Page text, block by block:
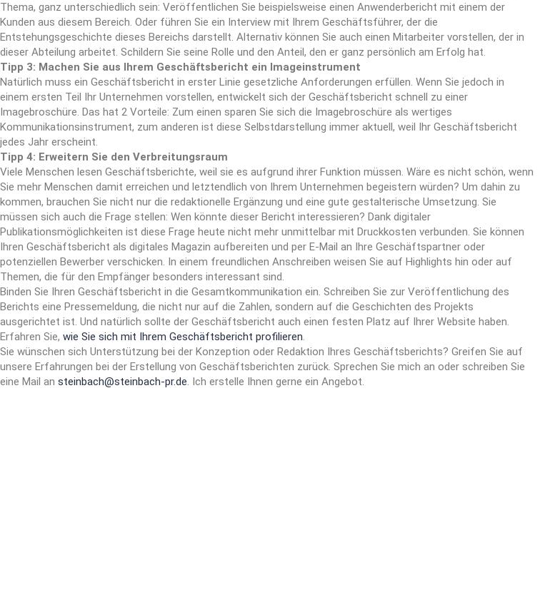
Thema, ganz unterschiedlich sein: Veröffentlichen Sie beispielsweise einen Anwenderbericht mit einem der
Kunden aus diesem Bereich. Oder führen Sie ein Interview mit Ihrem Geschäftsführer, der die
Entstehungsgeschichte dieses Bereichs darstellt. Alternativ können Sie auch einen Mitarbeiter vorstellen, der in
dieser Abteilung arbeitet. Schildern Sie seine Rolle und den Anteil, den er ganz persönlich am Erfolg hat.
Tipp 3: Machen Sie aus Ihrem Geschäftsbericht ein Imageinstrument
Natürlich muss ein Geschäftsbericht in erster Linie gesetzliche Anforderungen erfüllen. Wenn Sie jedoch in
einem ersten Teil Ihr Unternehmen vorstellen, entwickelt sich der Geschäftsbericht schnell zu einer
Imagebroschüre. Das hat 2 Vorteile: Zum einen sparen Sie sich die Imagebroschüre als wertiges
Kommunikationsinstrument, zum anderen ist diese Selbstdarstellung immer aktuell, weil Ihr Geschäftsbericht
jedes Jahr erscheint.
Tipp 4: Erweitern Sie den Verbreitungsraum
Viele Menschen lesen Geschäftsberichte, weil sie es aufgrund ihrer Funktion müssen. Wäre es nicht schön, wenn
Sie mehr Menschen damit erreichen und letztendlich von Ihrem Unternehmen begeistern würden? Um dahin zu
kommen, brauchen Sie nicht nur die redaktionelle Ergänzung und eine gute gestalterische Umsetzung. Sie
müssen sich auch die Frage stellen: Wen könnte dieser Bericht interessieren? Dank digitaler
Publikationsmöglichkeiten ist diese Frage heute nicht mehr unmittelbar mit Druckkosten verbunden. Sie können
Ihren Geschäftsbericht als digitales Magazin aufbereiten und per E-Mail an Ihre Geschäftspartner oder
potenziellen Bewerber verschicken. In einem freundlichen Anschreiben weisen Sie auf Highlights hin oder auf
Themen, die für den Empfänger besonders interessant sind.
Binden Sie Ihren Geschäftsbericht in die Gesamtkommunikation ein. Schreiben Sie zur Veröffentlichung des
Berichts eine Pressemeldung, die nicht nur auf die Zahlen, sondern auf die Geschichten des Projekts
ausgerichtet ist. Und natürlich sollte der Geschäftsbericht auch einen festen Platz auf Ihrer Website haben.
Erfahren Sie, wie Sie sich mit Ihrem Geschäftsbericht profilieren.
Sie wünschen sich Unterstützung bei der Konzeption oder Redaktion Ihres Geschäftsberichts? Greifen Sie auf
unsere Erfahrungen bei der Erstellung von Geschäftsberichten zurück. Sprechen Sie mich an oder schreiben Sie
eine Mail an steinbach@steinbach-pr.de. Ich erstelle Ihnen gerne ein Angebot.